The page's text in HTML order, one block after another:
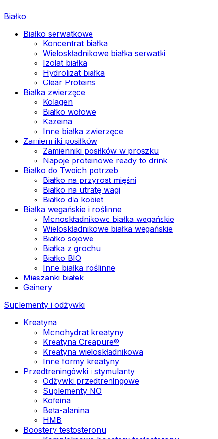
Białko
Białko serwatkowe
Koncentrat białka
Wieloskładnikowe białka serwatki
Izolat białka
Hydrolizat białka
Clear Proteins
Białka zwierzęce
Kolagen
Białko wołowe
Kazeina
Inne białka zwierzęce
Zamienniki posiłków
Zamienniki posiłków w proszku
Napoje proteinowe ready to drink
Białko do Twoich potrzeb
Białko na przyrost mięśni
Białko na utratę wagi
Białko dla kobiet
Białka wegańskie i roślinne
Monoskładnikowe białka wegańskie
Wieloskładnikowe białka wegańskie
Białko sojowe
Białka z grochu
Białko BIO
Inne białka roślinne
Mieszanki białek
Gainery
Suplementy i odżywki
Kreatyna
Monohydrat kreatyny
Kreatyna Creapure®
Kreatyna wieloskładnikowa
Inne formy kreatyny
Przedtreningówki i stymulanty
Odżywki przedtreningowe
Suplementy NO
Kofeina
Beta-alanina
HMB
Boostery testosteronu